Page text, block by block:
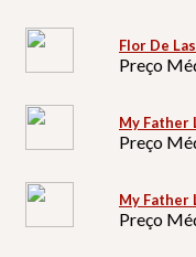
Flor De
Preço
My Father
Preço
My Father
Preço